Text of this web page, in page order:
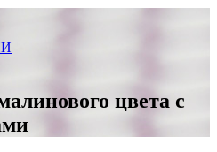
цвета с